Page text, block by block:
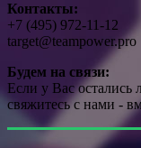
Контакты:
+7 (495) 972-11-12
target@teampower.pro
Будем на связи:
Если у Вас
свяжитесь с нами -